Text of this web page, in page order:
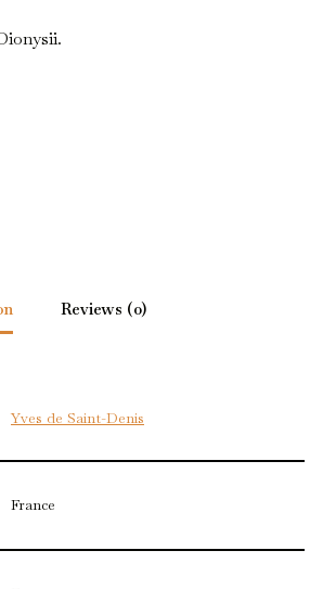
Reviews (0)
Yves de Saint-Denis
France